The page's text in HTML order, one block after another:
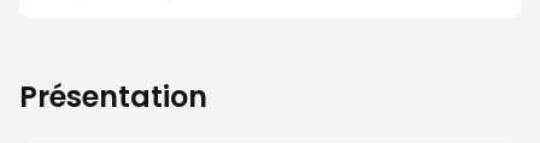
Présentation